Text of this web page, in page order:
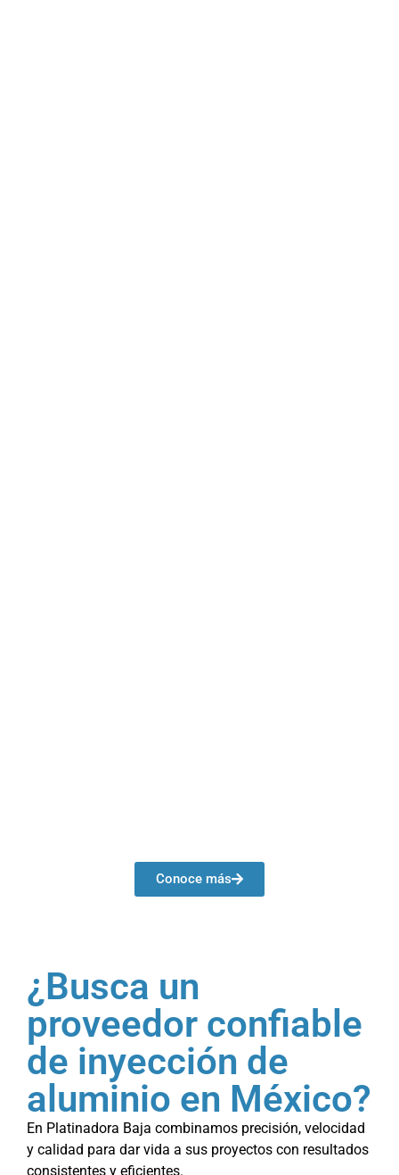
Conoce más
¿Busca un
proveedor confiable
de inyección de
aluminio en México?
En Platinadora Baja combinamos precisión, velocidad
y calidad para dar vida a sus proyectos con resultados
consistentes y eficientes.